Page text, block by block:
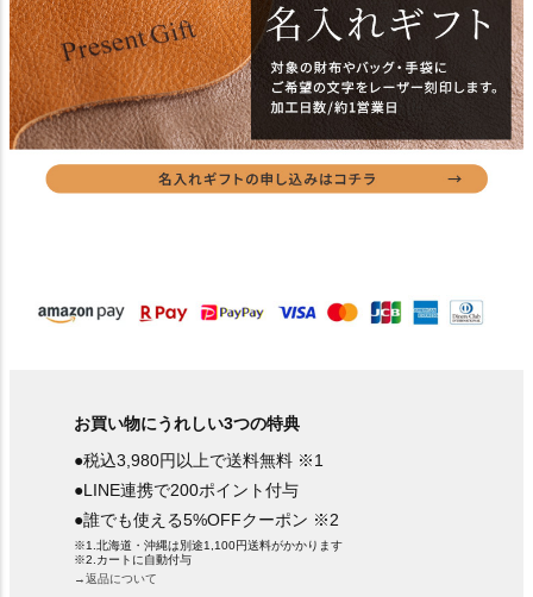
お買い物にうれしい3つの特典
●税込3,980円以上で送料無料 ※1
●LINE連携で200ポイント付与
●誰でも使える5%OFFクーポン ※2
※1.北海道・沖縄は別途1,100円送料がかかります
※2.カートに自動付与
→返品について